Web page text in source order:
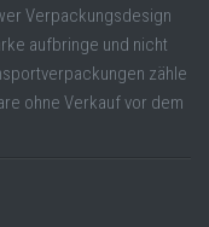
Verpackungsdesign
aufbringe und nicht
zähle
ohne Verkauf vor dem